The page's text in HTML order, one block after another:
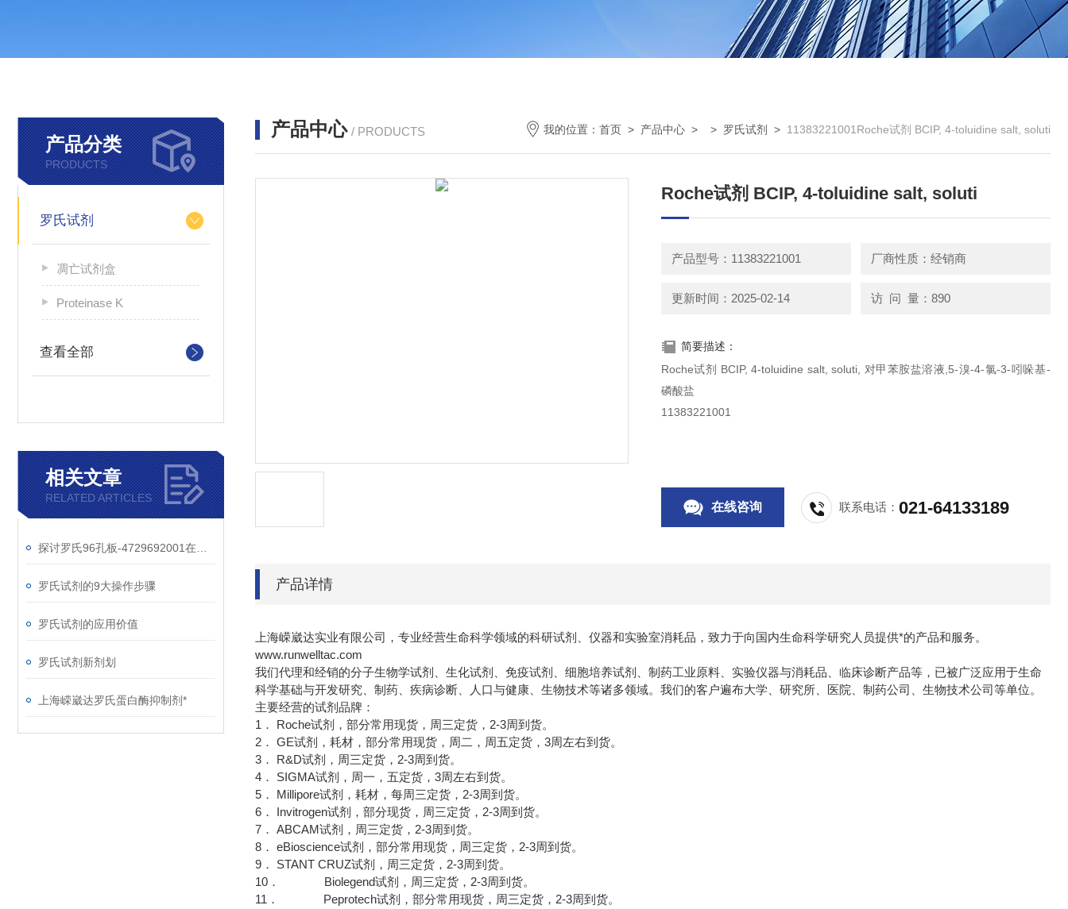
产品分类
PRODUCTS
罗氏试剂
凋亡试剂盒
Proteinase K
查看全部
相关文章
RELATED ARTICLES
罗氏试剂的9大操作步骤
罗氏试剂的应用价值
罗氏试剂新剂划
上海嵘崴达罗氏蛋白酶抑制剂*
产品中心 / PRODUCTS 我的位置： 首页 > 产品中心 > > 罗氏试剂 > 11383221001Roche试剂 BCIP, 4-toluidine salt, soluti
Roche试剂 BCIP, 4-toluidine salt, soluti
产品型号：11383221001 厂商性质：经销商
更新时间：2025-02-14 访 问 量：890
简要描述：
Roche试剂 BCIP, 4-toluidine salt, soluti, 对甲苯胺盐溶液,5-溴-4-氯-3-吲哚基-
磷酸盐
11383221001
在线咨询 联系电话：021-64133189
产品详情
上海嵘崴达实业有限公司，专业经营生命科学领域的科研试剂、仪器和实验室消耗品，致力于向国内生命科学研究人员提供*的产品和服务。
www.runwelltac.com
我们代理和经销的分子生物学试剂、生化试剂、免疫试剂、细胞培养试剂、制药工业原料、实验仪器与消耗品、临床诊断产品等，已被广泛应用于生命
科学基础与开发研究、制药、疾病诊断、人口与健康、生物技术等诸多领域。我们的客户遍布大学、研究所、医院、制药公司、生物技术公司等单位。
主要经营的试剂品牌：
1． Roche试剂，部分常用现货，周三定货，2-3周到货。
2． GE试剂，耗材，部分常用现货，周二，周五定货，3周左右到货。
3． R&D试剂，周三定货，2-3周到货。
4． SIGMA试剂，周一，五定货，3周左右到货。
5． Millipore试剂，耗材，每周三定货，2-3周到货。
6． Invitrogen试剂，部分现货，周三定货，2-3周到货。
7． ABCAM试剂，周三定货，2-3周到货。
8． eBioscience试剂，部分常用现货，周三定货，2-3周到货。
9． STANT CRUZ试剂，周三定货，2-3周到货。
10． Biolegend试剂，周三定货，2-3周到货。
11． Peprotech试剂，部分常用现货，周三定货，2-3周到货。